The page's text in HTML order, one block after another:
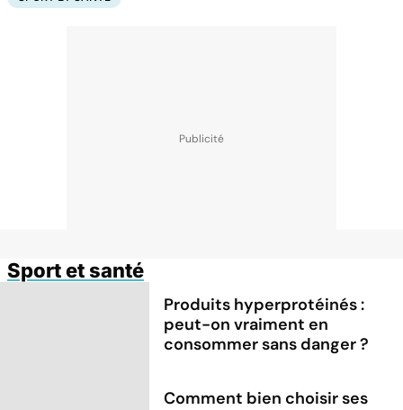
Sport et santé
Produits hyperprotéinés :
peut-on vraiment en
consommer sans danger ?
Comment bien choisir ses